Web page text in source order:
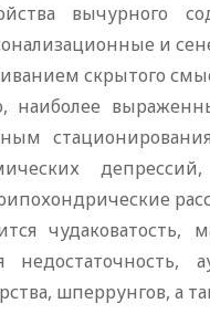
вычурного
и
скрытого
наиболее
шперрунгов, а